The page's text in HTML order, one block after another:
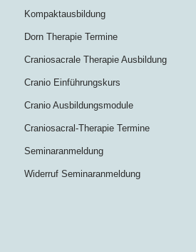
Kompaktausbildung
Dorn Therapie Termine
Craniosacrale Therapie Ausbildung
Cranio Einführungskurs
Cranio Ausbildungsmodule
Craniosacral-Therapie Termine
Seminaranmeldung
Widerruf Seminaranmeldung